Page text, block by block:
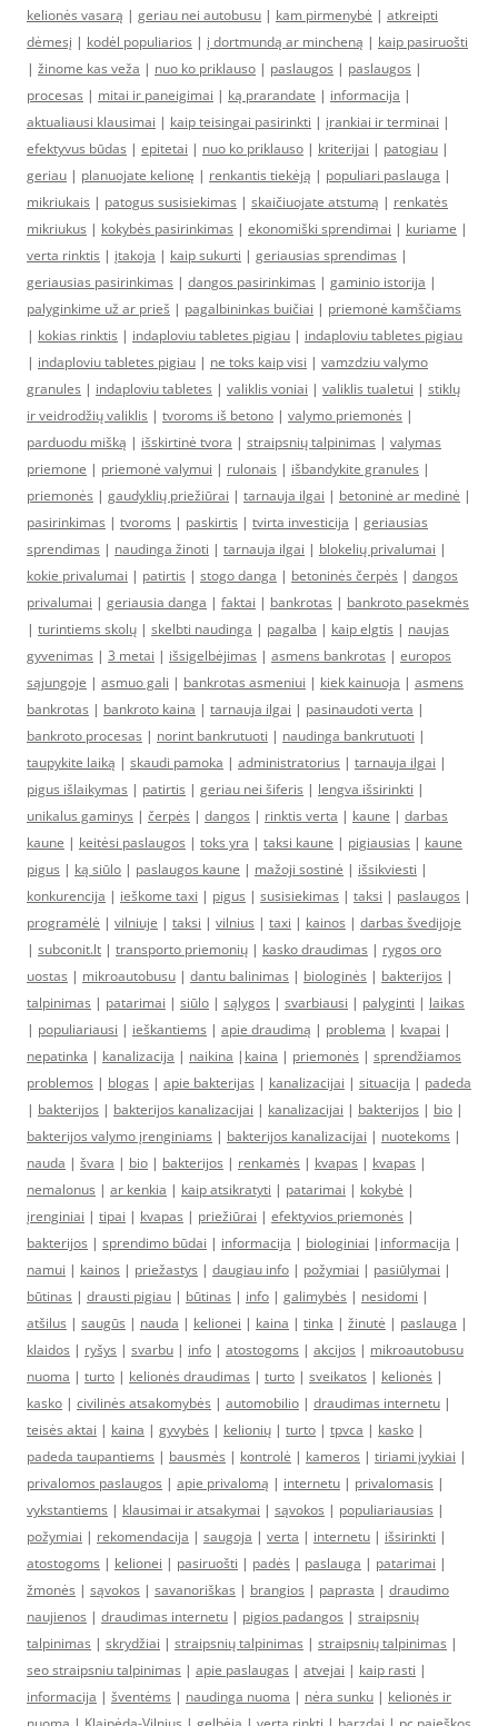
kelionės vasarą | geriau nei autobusu | kam pirmenybė | atkreipti
dėmesį | kodėl populiarios | į dortmundą ar mincheną | kaip pasiruošti
| žinome kas veža | nuo ko priklauso | paslaugos | paslaugos |
procesas | mitai ir paneigimai | ką prarandate | informacija |
aktualiausi klausimai | kaip teisingai pasirinkti | įrankiai ir terminai |
efektyvus būdas | epitetai | nuo ko priklauso | kriterijai | patogiau |
geriau | planuojate kelionę | renkantis tiekėją | populiari paslauga |
mikriukais | patogus susisiekimas | skaičiuojate atstumą | renkatės
mikriukus | kokybės pasirinkimas | ekonomiški sprendimai | kuriame |
verta rinktis | įtakoja | kaip sukurti | geriausias sprendimas |
geriausias pasirinkimas | dangos pasirinkimas | gaminio istorija |
palyginkime už ar prieš | pagalbininkas buičiai | priemonė kamščiams
| kokias rinktis | indaploviu tabletes pigiau | indaploviu tabletes pigiau
| indaploviu tabletes pigiau | ne toks kaip visi | vamzdziu valymo
granules | indaploviu tabletes | valiklis voniai | valiklis tualetui | stiklų
ir veidrodžių valiklis | tvoroms iš betono | valymo priemonės |
parduodu mišką | išskirtinė tvora | straipsnių talpinimas | valymas
priemone | priemonė valymui | rulonais | išbandykite granules |
priemonės | gaudyklių priežiūrai | tarnauja ilgai | betoninė ar medinė |
pasirinkimas | tvoroms | paskirtis | tvirta investicija | geriausias
sprendimas | naudinga žinoti | tarnauja ilgai | blokelių privalumai |
kokie privalumai | patirtis | stogo danga | betoninės čerpės | dangos
privalumai | geriausia danga | faktai | bankrotas | bankroto pasekmės
| turintiems skolų | skelbti naudinga | pagalba | kaip elgtis | naujas
gyvenimas | 3 metai | išsigelbėjimas | asmens bankrotas | europos
sąjungoje | asmuo gali | bankrotas asmeniui | kiek kainuoja | asmens
bankrotas | bankroto kaina | tarnauja ilgai | pasinaudoti verta |
bankroto procesas | norint bankrutuoti | naudinga bankrutuoti |
taupykite laiką | skaudi pamoka | administratorius | tarnauja ilgai |
pigus išlaikymas | patirtis | geriau nei šiferis | lengva išsirinkti |
unikalus gaminys | čerpės | dangos | rinktis verta | kaune | darbas
kaune | keitėsi paslaugos | toks yra | taksi kaune | pigiausias | kaune
pigus | ką siūlo | paslaugos kaune | mažoji sostinė | išsikviesti |
konkurencija | ieškome taxi | pigus | susisiekimas | taksi | paslaugos |
programėlė | vilniuje | taksi | vilnius | taxi | kainos | darbas švedijoje
| subconit.lt | transporto priemonių | kasko draudimas | rygos oro
uostas | mikroautobusu | dantu balinimas | biologinės | bakterijos |
talpinimas | patarimai | siūlo | sąlygos | svarbiausi | palyginti | laikas
| populiariausi | ieškantiems | apie draudimą | problema | kvapai |
nepatinka | kanalizacija | naikina | kaina | priemonės | sprendžiamos
problemos | blogas | apie bakterijas | kanalizacijai | situacija | padeda
| bakterijos | bakterijos kanalizacijai | kanalizacijai | bakterijos | bio |
bakterijos valymo įrenginiams | bakterijos kanalizacijai | nuotekoms |
nauda | švara | bio | bakterijos | renkamės | kvapas | kvapas |
nemalonus | ar kenkia | kaip atsikratyti | patarimai | kokybė |
įrenginiai | tipai | kvapas | priežiūrai | efektyvios priemonės |
bakterijos | sprendimo būdai | informacija | biologiniai | informacija |
namui | kainos | priežastys | daugiau info | požymiai | pasiūlymai |
būtinas | drausti pigiau | būtinas | info | galimybės | nesidomi |
atšilus | saugūs | nauda | kelionei | kaina | tinka | žinutė | paslauga |
klaidos | ryšys | svarbu | info | atostogoms | akcijos | mikroautobusu
nuoma | turto | kelionės draudimas | turto | sveikatos | kelionės |
kasko | civilinės atsakomybės | automobilio | draudimas internetu |
teisės aktai | kaina | gyvybės | kelionių | turto | tpvca | kasko |
padeda taupantiems | bausmės | kontrolė | kameros | tiriami įvykiai |
privalomos paslaugos | apie privalomą | internetu | privalomasis |
vykstantiems | klausimai ir atsakymai | sąvokos | populiariausias |
požymiai | rekomendacija | saugoja | verta | internetu | išsirinkti |
atostogoms | kelionei | pasiruošti | padės | paslauga | patarimai |
žmonės | sąvokos | savanoriškas | brangios | paprasta | draudimo
naujienos | draudimas internetu | pigios padangos | straipsnių
talpinimas | skrydžiai | straipsnių talpinimas | straipsnių talpinimas |
seo straipsniu talpinimas | apie paslaugas | atvejai | kaip rasti |
informacija | šventėms | naudinga nuoma | nėra sunku | kelionės ir